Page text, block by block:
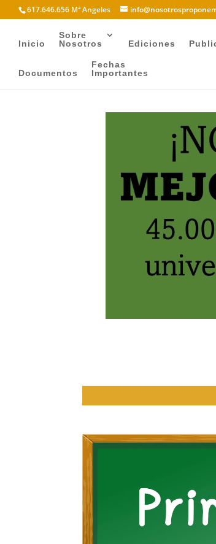
617.646.656 Mª Angeles
Inicio
Sobre
Nosotros
Ediciones
Documentos
Fechas
Importantes